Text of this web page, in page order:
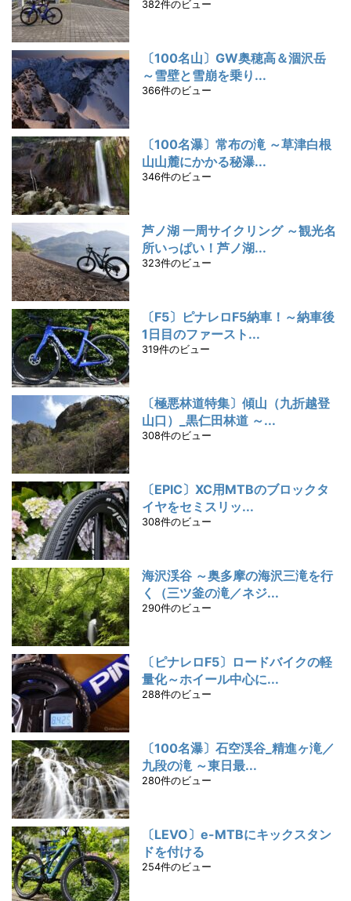
382件のビュー
〔100名山〕GW奥穂高＆涸沢岳
～雪壁と雪崩を乗り...
366件のビュー
〔100名瀑〕常布の滝 ～草津白根
山山麓にかかる秘瀑...
346件のビュー
芦ノ湖 一周サイクリング ～観光名
所いっぱい！芦ノ湖...
323件のビュー
〔F5〕ピナレロF5納車！～納車後
1日目のファースト...
319件のビュー
〔極悪林道特集〕傾山（九折越登
山口）_黒仁田林道 ～...
308件のビュー
〔EPIC〕XC用MTBのブロックタ
イヤをセミスリッ...
308件のビュー
海沢渓谷 ～奥多摩の海沢三滝を行
く（三ツ釜の滝／ネジ...
290件のビュー
〔ピナレロF5〕ロードバイクの軽
量化～ホイール中心に...
288件のビュー
〔100名瀑〕石空渓谷_精進ヶ滝／
九段の滝 ～東日最...
280件のビュー
〔LEVO〕e-MTBにキックスタン
ドを付ける
254件のビュー